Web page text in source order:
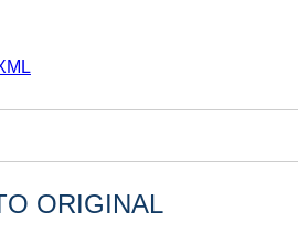
ORIGINAL